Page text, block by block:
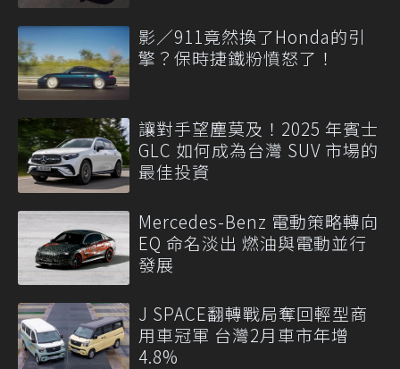
影／911竟然換了Honda的引
擎？保時捷鐵粉憤怒了！
讓對手望塵莫及！2025 年賓士
GLC 如何成為台灣 SUV 市場的
最佳投資
Mercedes-Benz 電動策略轉向
EQ 命名淡出 燃油與電動並行
發展
J SPACE翻轉戰局奪回輕型商
用車冠軍 台灣2月車市年增
4.8%